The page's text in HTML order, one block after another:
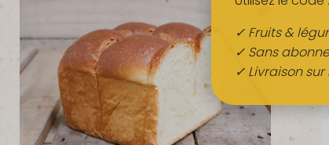
✓ Fruits &
✓ Sans
✓ Livraison